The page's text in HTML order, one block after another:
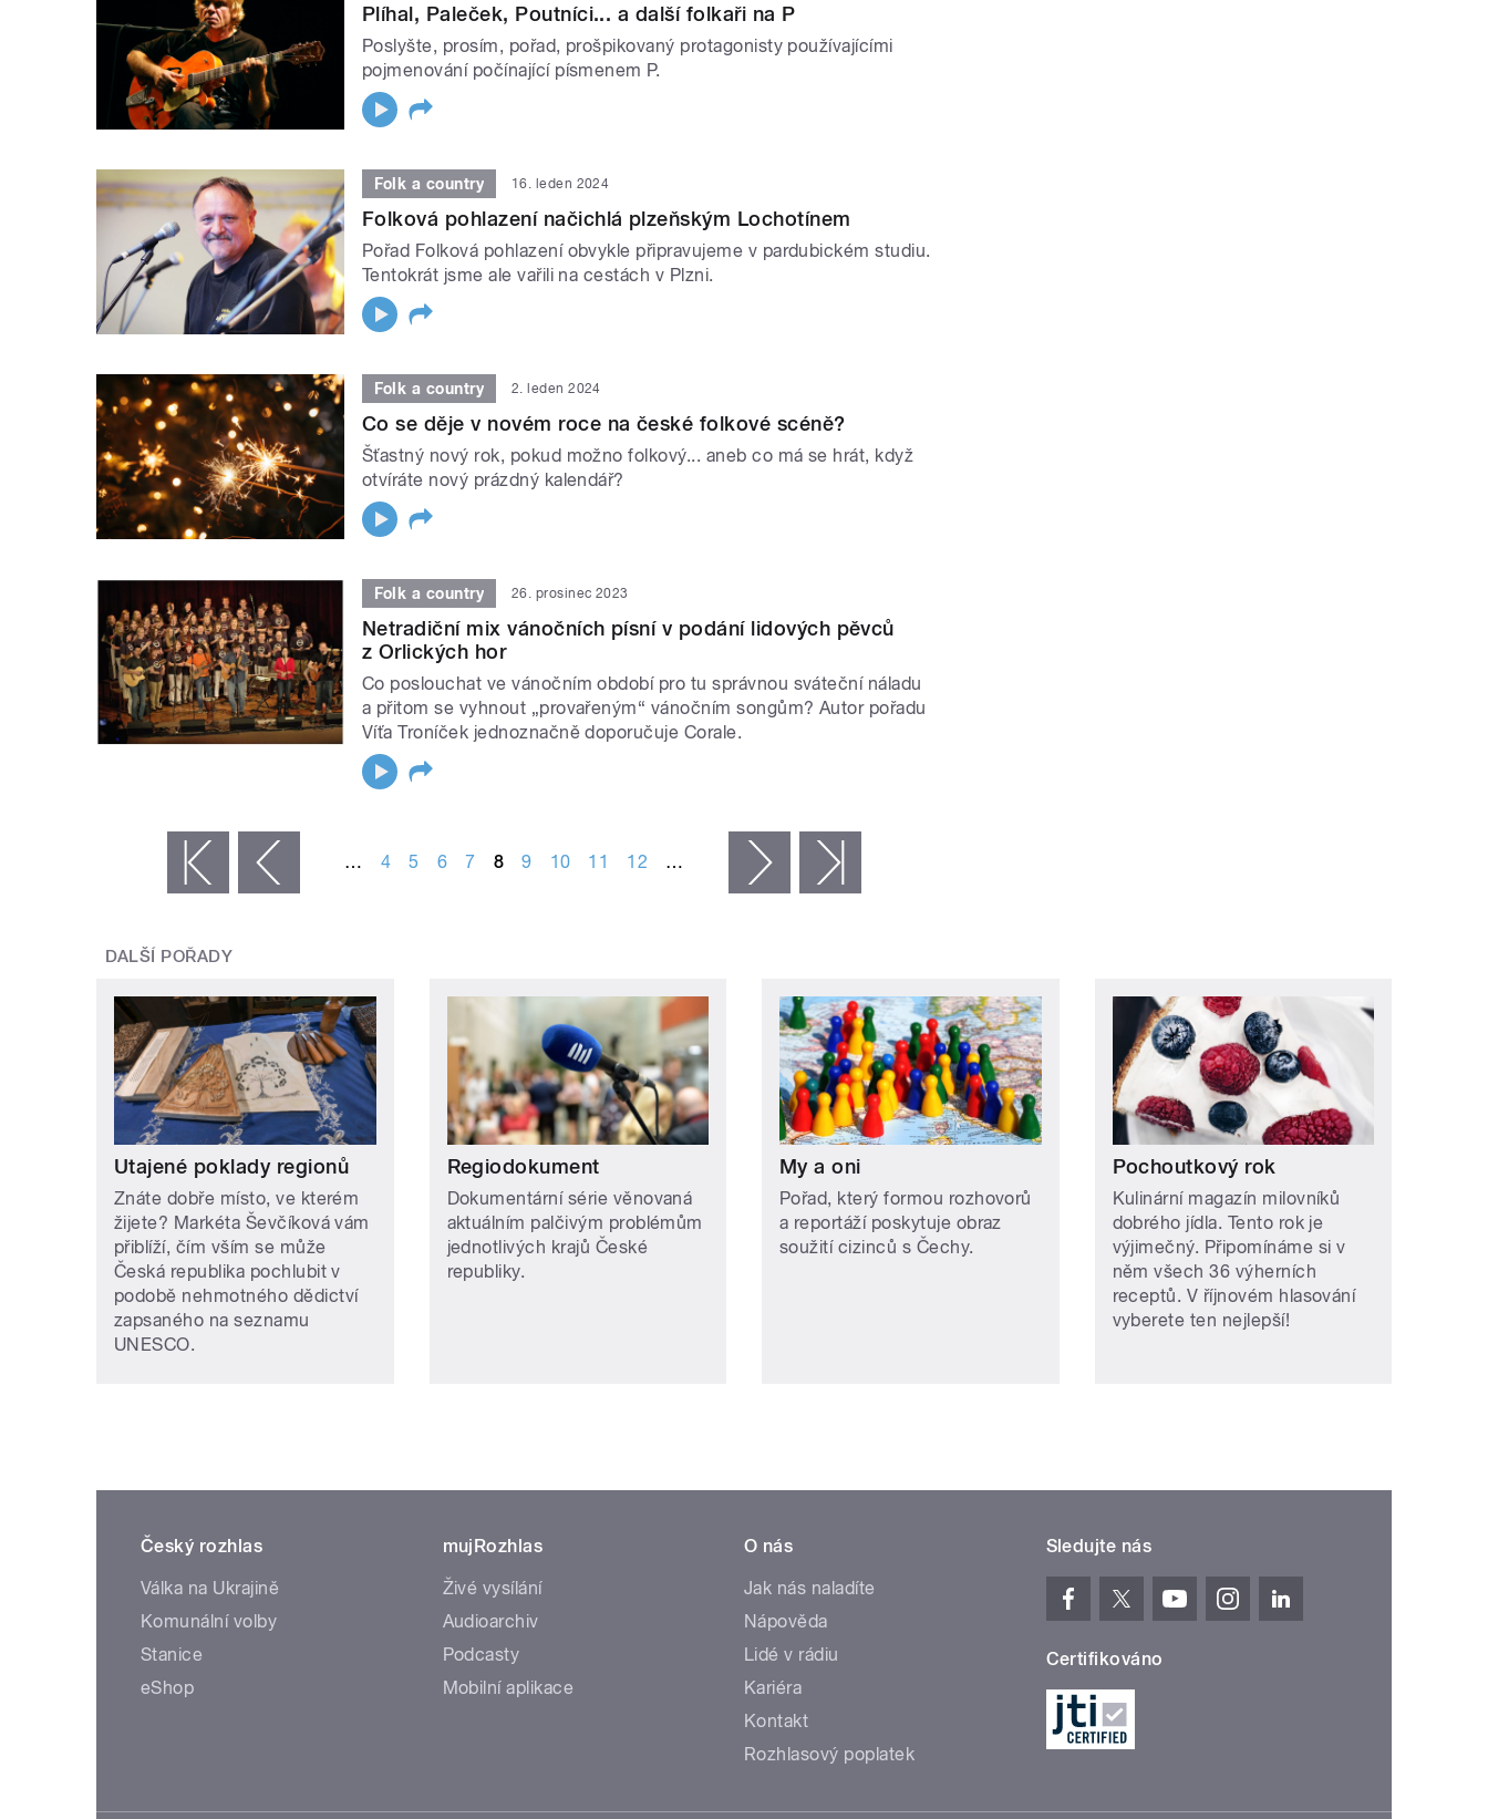
Plíhal, Paleček, Poutníci... a další folkaři na P
Poslyšte, prosím, pořad, prošpikovaný protagonisty používajícími
pojmenování počínající písmenem P.
Folk a country 16. leden 2024
Folková pohlazení načichlá plzeňským Lochotínem
Pořad Folková pohlazení obvykle připravujeme v pardubickém studiu.
Tentokrát jsme ale vařili na cestách v Plzni.
Folk a country 2. leden 2024
Co se děje v novém roce na české folkové scéně?
Šťastný nový rok, pokud možno folkový... aneb co má se hrát, když
otvíráte nový prázdný kalendář?
Folk a country 26. prosinec 2023
Netradiční mix vánočních písní v podání lidových pěvců
z Orlických hor
Co poslouchat ve vánočním období pro tu správnou sváteční náladu
a přitom se vyhnout „provařeným“ vánočním songům? Autor pořadu
Víťa Troníček jednoznačně doporučuje Corale.
‹ předchozí … 4 5 6 7 8 9 10 11 12 … následující ›
DALŠÍ POŘADY
Utajené poklady regionů
Znáte dobře místo, ve kterém
žijete? Markéta Ševčíková vám
přiblíží, čím vším se může
Česká republika pochlubit v
podobě nehmotného dědictví
zapsaného na seznamu
UNESCO.
Regiodokument
Dokumentární série věnovaná
aktuálním palčivým problémům
jednotlivých krajů České
republiky.
My a oni
Pořad, který formou rozhovorů
a reportáží poskytuje obraz
soužití cizinců s Čechy.
Pochoutkový rok
Kulinární magazín milovníků
dobrého jídla. Tento rok je
výjimečný. Připomínáme si v
něm všech 36 výherních
receptů. V říjnovém hlasování
vyberete ten nejlepší!
Český rozhlas
Válka na Ukrajině
Komunální volby
Stanice
eShop
mujRozhlas
Živé vysílání
Audioarchiv
Podcasty
Mobilní aplikace
O nás
Jak nás naladíte
Nápověda
Lidé v rádiu
Kariéra
Kontakt
Rozhlasový poplatek
Sledujte nás
Certifikováno